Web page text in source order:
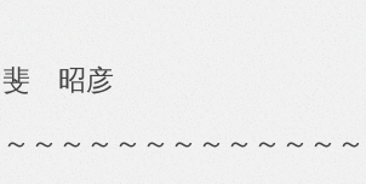
昭彦
～～～～～～～～～～～